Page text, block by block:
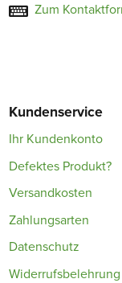
Zum
Kundenservice
Ihr Kundenkonto
Defektes Produkt?
Versandkosten
Zahlungsarten
Datenschutz
Widerrufsbelehrung